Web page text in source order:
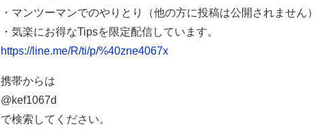
・マンツーマンでのやりとり（他の方に投稿は公開されません）
・気楽にお得なTipsを限定配信しています。
https://line.me/R/ti/p/%40zne4067x
携帯からは
@kef1067d
で検索してください。